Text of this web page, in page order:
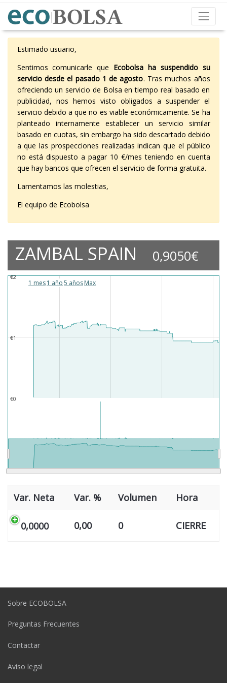
Estimado usuario,
Sentimos comunicarle que Ecobolsa ha suspendido su
servicio desde el pasado 1 de agosto. Tras muchos años
ofreciendo un servicio de Bolsa en tiempo real basado en
publicidad, nos hemos visto obligados a suspender el
servicio debido a que no es viable económicamente. Se ha
planteado internamente establecer un servicio similar
basado en cuotas, sin embargo ha sido descartado debido
a que las prospecciones realizadas indican que el público
no está dispuesto a pagar 10 €/mes teniendo en cuenta
que hay bancos que ofrecen el servicio de forma gratuita.
Lamentamos las molestias,
El equipo de Ecobolsa
ZAMBAL SPAIN 0,9050€
1 mes1 año5 añosMax
€0
€1
€1
€2
€2
Var. Neta Var. % Volumen Hora
0,0000 0,00 0 CIERRE
Sobre ECOBOLSA
Preguntas Frecuentes
Contactar
Aviso legal